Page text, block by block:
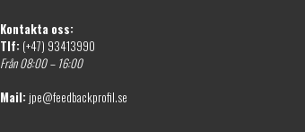
Kontakta oss:
Tlf: (+47) 93413990
Från 08:00 – 16:00
Mail: jpe@feedbackprofil.se